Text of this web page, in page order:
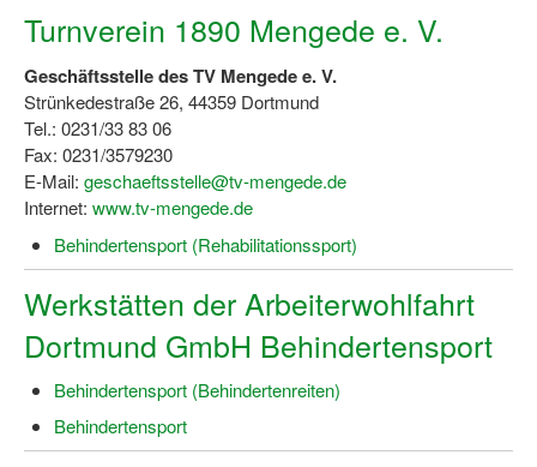
Sportjugend
Wir über uns "Leitbild"
Vorstand Sportjugend
Vereinsentwicklung – Zeig dein Profil
Ferienfreizeiten
Sporthelferforum
Kinder- und Jugendqualifizierung
Kinderschutz im Sport
Turnverein 1890 Mengede e. V.
Geschäftsstelle des TV Mengede e. V.
Strünkedestraße 26, 44359 Dortmund
Tel.: 0231/33 83 06
Fax: 0231/3579230
E-Mail: geschaeftsstelle@tv-mengede.de
Internet: www.tv-mengede.de
Behindertensport (Rehabilitationssport)
Werkstätten der Arbeiterwohlfahrt
Dortmund GmbH Behindertensport
Behindertensport (Behindertenreiten)
Behindertensport